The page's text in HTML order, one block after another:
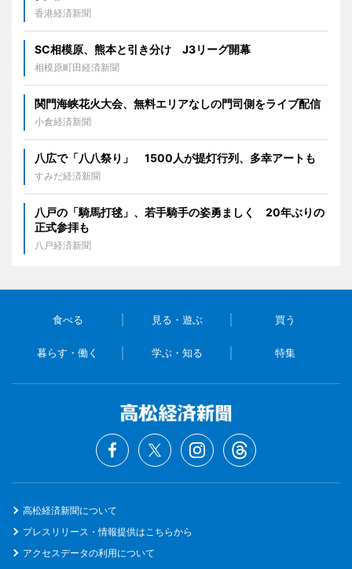
香港経済新聞
SC相模原、熊本と引き分け J3リーグ開幕
相模原町田経済新聞
関門海峡花火大会、無料エリアなしの門司側をライブ配信
小倉経済新聞
八広で「八八祭り」 1500人が提灯行列、多幸アートも
すみだ経済新聞
八戸の「騎馬打毬」、若手騎手の姿勇ましく 20年ぶりの
正式参拝も
八戸経済新聞
食べる 見る・遊ぶ 買う
暮らす・働く 学ぶ・知る 特集
高松経済新聞について
プレスリリース・情報提供はこちらから
アクセスデータの利用について